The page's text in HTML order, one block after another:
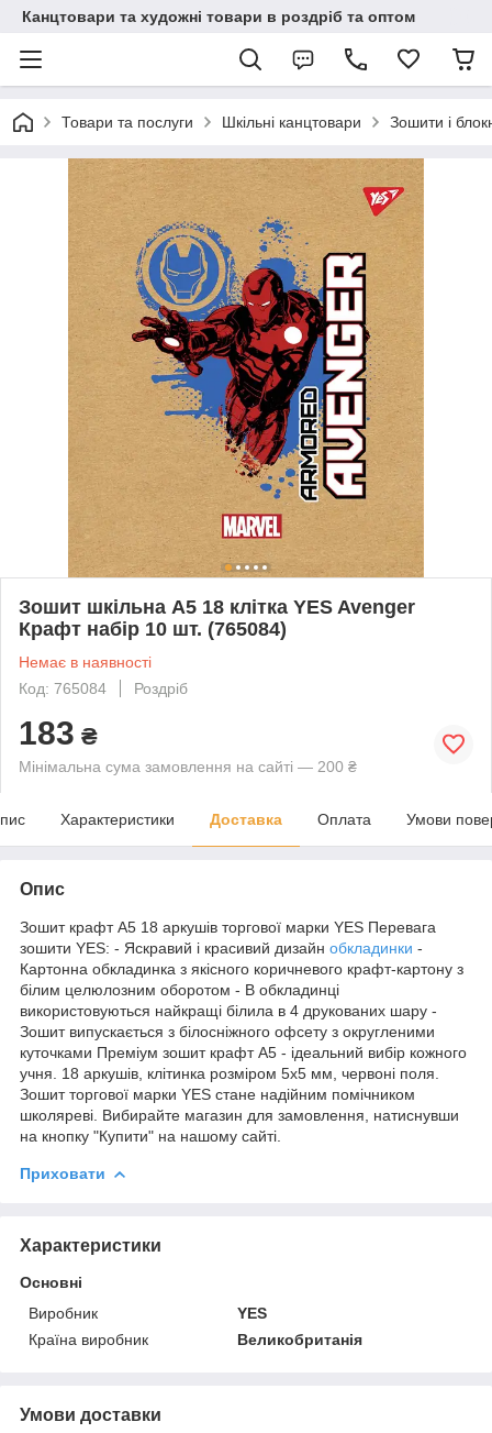
Канцтовари та художні товари в роздріб та оптом
Товари та послуги Шкільні канцтовари Зошити і
Зошит шкільна А5 18 клітка YES Avenger
Крафт набір 10 шт. (765084)
Немає в наявності
Код: 765084
Роздріб
183 ₴
Мінімальна сума замовлення на сайті — 200 ₴
Характеристики Доставка Оплата Умови
Опис
Зошит крафт А5 18 аркушів торгової марки YES Перевага
зошити YES: - Яскравий і красивий дизайн обкладинки -
Картонна обкладинка з якісного коричневого крафт-картону з
білим целюлозним оборотом - В обкладинці
використовуються найкращі білила в 4 друкованих шару -
Зошит випускається з білосніжного офсету з округленими
куточками Преміум зошит крафт А5 - ідеальний вибір кожного
учня. 18 аркушів, клітинка розміром 5х5 мм, червоні поля.
Зошит торгової марки YES стане надійним помічником
школяреві. Вибирайте магазин для замовлення, натиснувши
на кнопку "Купити" на нашому сайті.
Приховати
Характеристики
Основні
Виробник
YES
Країна виробник
Великобританія
Умови доставки